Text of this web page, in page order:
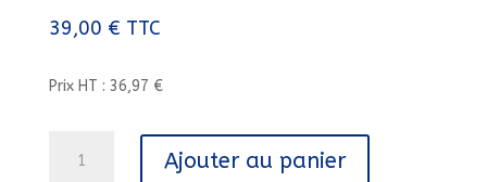
39,00 € TTC
Prix HT : 36,97 €
Ajouter au panier